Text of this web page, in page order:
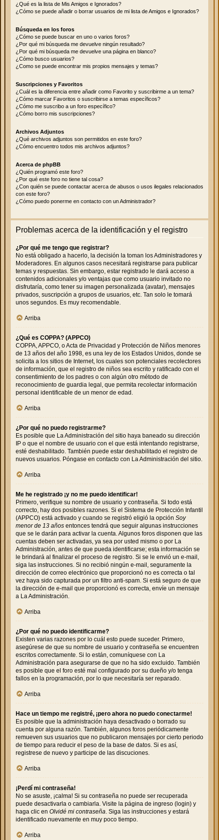
¿Qué es la lista de Mis Amigos e Ignorados?
¿Cómo se puede añadir o borrar usuarios de mi lista de Amigos e Ignorados?
Búsqueda en los foros
¿Cómo se puede buscar en uno o varios foros?
¿Por qué mi búsqueda me devuelve ningún resultado?
¿Por qué mi búsqueda me devuelve una página en blanco?
¿Cómo busco usuarios?
¿Como se puede encontrar mis propios mensajes y temas?
Suscripciones y Favoritos
¿Cuál es la diferencia entre añadir como Favorito y suscribirme a un tema?
¿Cómo marcar Favoritos o suscribirse a temas específicos?
¿Cómo me suscribo a un foro específico?
¿Cómo borro mis suscripciones?
Archivos Adjuntos
¿Qué archivos adjuntos son permitidos en este foro?
¿Cómo encuentro todos mis archivos adjuntos?
Acerca de phpBB
¿Quién programó este foro?
¿Por qué este foro no tiene tal cosa?
¿Con quién se puede contactar acerca de abusos o usos ilegales relacionados
con este foro?
¿Cómo puedo ponerme en contacto con un Administrador?
Problemas acerca de la identificación y el registro
¿Por qué me tengo que registrar?
No está obligado a hacerlo, la decisión la toman los Administradores y
Moderadores. En algunos casos necesitará registrarse para publicar
temas y respuestas. Sin embargo, estar registrado le dará acceso a
contenidos adicionales y/o ventajas que como usuario invitado no
disfrutaría, como tener su imagen personalizada (avatar), mensajes
privados, suscripción a grupos de usuarios, etc. Tan solo le tomará
unos segundos. Es muy recomendable.
Arriba
¿Qué es COPPA? (APPCO)
COPPA, APPCO, o Acta de Privacidad y Protección de Niños menores
de 13 años del año 1998, es una ley de los Estados Unidos, donde se
solicita a los sitios de Internet, los cuales son potenciales recolectores
de información, que el registro de niños sea escrito y ratificado con el
consentimiento de los padres o con algún otro método de
reconocimiento de guardia legal, que permita recolectar información
personal identificable de un menor de edad.
Arriba
¿Por qué no puedo registrarme?
Es posible que La Administración del sitio haya baneado su dirección
IP o que el nombre de usuario con el que está intentando registrarse,
esté deshabilitado. También puede estar deshabilitado el registro de
nuevos usuarios. Póngase en contacto con La Administración del sitio.
Arriba
Me he registrado ¡y no me puedo identificar!
Primero, verifique su nombre de usuario y contraseña. Si todo está
correcto, hay dos posibles razones. Si el Sistema de Protección Infantil
(APPCO) está activado y cuando se registró eligió la opción Soy
menor de 13 años entonces tendrá que seguir algunas instrucciones
que se le darán para activar la cuenta. Algunos foros disponen que las
cuentas deben ser activadas, ya sea por usted mismo o por La
Administración, antes de que pueda identificarse; esta información se
le brindará al finalizar el proceso de registro. Si se le envió un e-mail,
siga las instrucciones. Si no recibió ningún e-mail, seguramente la
dirección de correo electrónico que proporcionó no es correcta o tal
vez haya sido capturada por un filtro anti-spam. Si está seguro de que
la dirección de e-mail que proporcionó es correcta, envíe un mensaje
a La Administración.
Arriba
¿Por qué no puedo identificarme?
Existen varias razones por lo cuál esto puede suceder. Primero,
asegúrese de que su nombre de usuario y contraseña se encuentren
escritos correctamente. Si lo están, comuníquese con La
Administración para asegurarse de que no ha sido excluido. También
es posible que el foro esté mal configurado por su dueño y/o tenga
fallos en la programación, por lo que necesitaría ser reparado.
Arriba
Hace un tiempo me registré, ¡pero ahora no puedo conectarme!
Es posible que la administración haya desactivado o borrado su
cuenta por alguna razón. También, algunos foros periódicamente
remueven sus usuarios que no publicaron mensajes por cierto periodo
de tiempo para reducir el peso de la base de datos. Si es así,
registrese de nuevo y participe de las discuciones.
Arriba
¡Perdí mi contraseña!
No se asuste, ¡calma! Si su contraseña no puede ser recuperada
puede desactivarla o cambiarla. Visite la página de ingreso (login) y
haga clic en Olvidé mi contraseña . Siga las instrucciones y estará
identificado nuevamente en muy poco tiempo.
Arriba